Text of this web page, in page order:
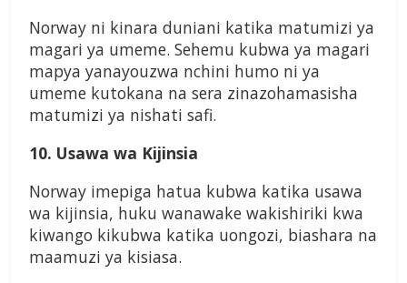
Norway ni kinara duniani katika matumizi ya
magari ya umeme. Sehemu kubwa ya magari
mapya yanayouzwa nchini humo ni ya
umeme kutokana na sera zinazohamasisha
matumizi ya nishati safi.
10. Usawa wa Kijinsia
Norway imepiga hatua kubwa katika usawa
wa kijinsia, huku wanawake wakishiriki kwa
kiwango kikubwa katika uongozi, biashara na
maamuzi ya kisiasa.